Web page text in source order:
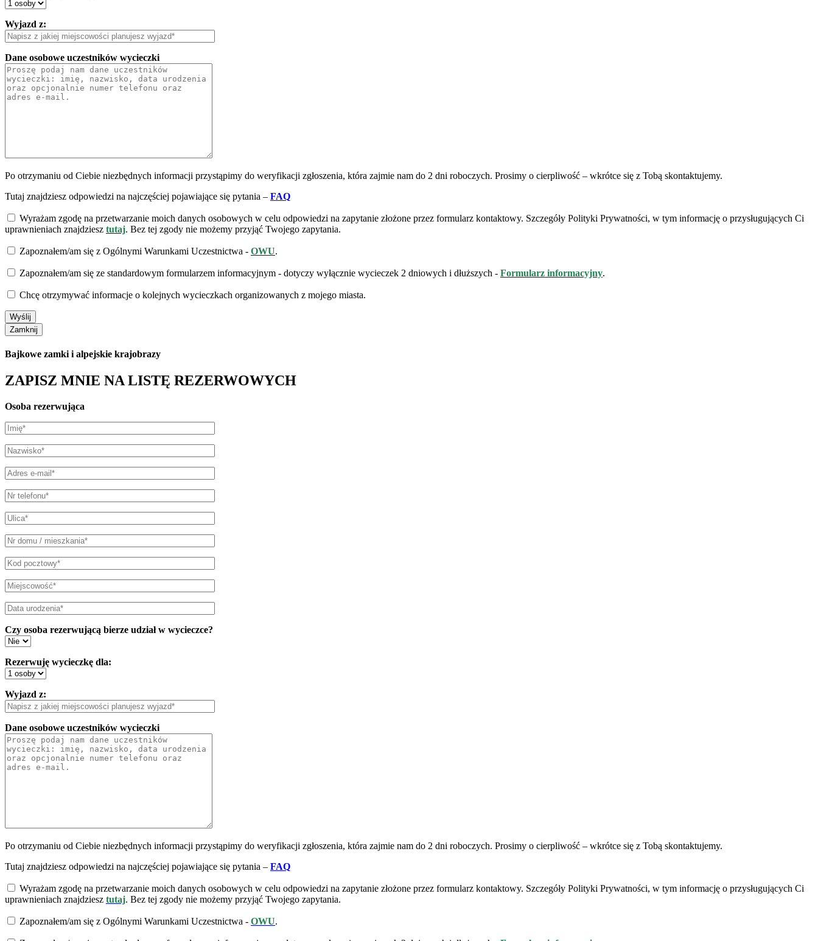
Wyjazd z:
Dane osobowe uczestników wycieczki
Po otrzymaniu od Ciebie niezbędnych informacji przystąpimy do weryfikacji zgłoszenia, która zajmie nam do 2 dni roboczych. Prosimy o cierpliwość – wkrótce się z Tobą skontaktujemy.
Tutaj znajdziesz odpowiedzi na najczęściej pojawiające się pytania – FAQ
Wyrażam zgodę na przetwarzanie moich danych osobowych w celu odpowiedzi na zapytanie złożone przez formularz kontaktowy. Szczegóły Polityki Prywatności, w tym informację o przysługujących Ci
uprawnieniach znajdziesz tutaj. Bez tej zgody nie możemy przyjąć Twojego zapytania.
Zapoznałem/am się z Ogólnymi Warunkami Uczestnictwa - OWU.
Zapoznałem/am się ze standardowym formularzem informacyjnym - dotyczy wyłącznie wycieczek 2 dniowych i dłuższych - Formularz informacyjny.
Chcę otrzymywać informacje o kolejnych wycieczkach organizowanych z mojego miasta.
Bajkowe zamki i alpejskie krajobrazy
ZAPISZ MNIE NA LISTĘ REZERWOWYCH
Osoba rezerwująca
Czy osoba rezerwującą bierze udział w wycieczce?
Rezerwuję wycieczkę dla:
Wyjazd z:
Dane osobowe uczestników wycieczki
Po otrzymaniu od Ciebie niezbędnych informacji przystąpimy do weryfikacji zgłoszenia, która zajmie nam do 2 dni roboczych. Prosimy o cierpliwość – wkrótce się z Tobą skontaktujemy.
Tutaj znajdziesz odpowiedzi na najczęściej pojawiające się pytania – FAQ
Wyrażam zgodę na przetwarzanie moich danych osobowych w celu odpowiedzi na zapytanie złożone przez formularz kontaktowy. Szczegóły Polityki Prywatności, w tym informację o przysługujących Ci
uprawnieniach znajdziesz tutaj. Bez tej zgody nie możemy przyjąć Twojego zapytania.
Zapoznałem/am się z Ogólnymi Warunkami Uczestnictwa - OWU.